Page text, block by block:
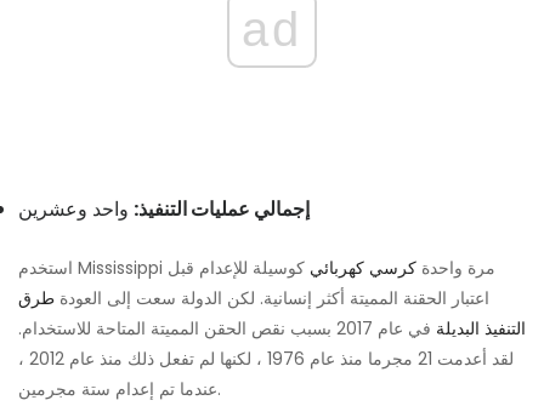
ad
إجمالي عمليات التنفيذ: واحد وعشرين
استخدم Mississippi مرة واحدة كرسي كهربائي كوسيلة للإعدام قبل
اعتبار الحقنة المميتة أكثر إنسانية. لكن الدولة سعت إلى العودة طرق
التنفيذ البديلة
في عام 2017 بسبب نقص الحقن المميتة المتاحة للاستخدام.
لقد أعدمت 21 مجرما منذ عام 1976 ، لكنها لم تفعل ذلك منذ عام 2012 ،
عندما تم إعدام ستة مجرمين.